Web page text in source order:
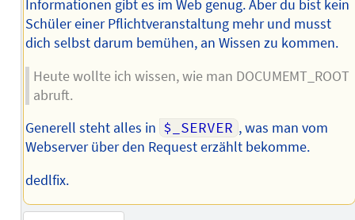
Informationen gibt es im Web genug. Aber du bist kein
Schüler einer Pflichtveranstaltung mehr und musst
dich selbst darum bemühen, an Wissen zu kommen.
Heute wollte ich wissen, wie man DOCUMEMT_ROOT
abruft.
Generell steht alles in $_SERVER , was man vom
Webserver über den Request erzählt bekomme.
dedlfix.